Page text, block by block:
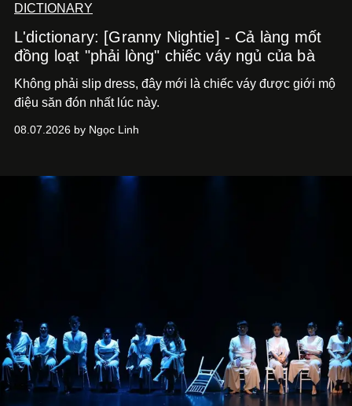
DICTIONARY
L'dictionary: [Granny Nightie] - Cả làng mốt
đồng loạt "phải lòng" chiếc váy ngủ của bà
Không phải slip dress, đây mới là chiếc váy được giới mộ
điệu săn đón nhất lúc này.
08.07.2026 by Ngọc Linh